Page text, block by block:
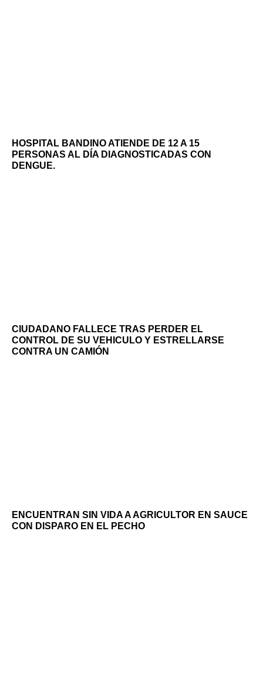
HOSPITAL BANDINO ATIENDE DE 12 A 15
PERSONAS AL DÍA DIAGNOSTICADAS CON
DENGUE.
CIUDADANO FALLECE TRAS PERDER EL
CONTROL DE SU VEHICULO Y ESTRELLARSE
CONTRA UN CAMIÓN
ENCUENTRAN SIN VIDA A AGRICULTOR EN SAUCE
CON DISPARO EN EL PECHO